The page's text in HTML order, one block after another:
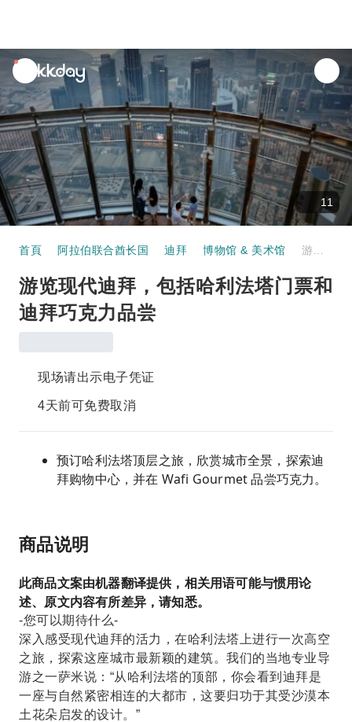
unread
notifications
11
首頁 阿拉伯联合酋长国 迪拜 博物馆 & 美术馆
游览现代迪拜，包括哈利法塔门票和
迪拜巧克力品尝
现场请出示电子凭证
4天前可免费取消
预订哈利法塔顶层之旅，欣赏城市全景，探索迪
拜购物中心，并在 Wafi Gourmet 品尝巧克力。
商品说明
此商品文案由机器翻译提供，相关用语可能与惯用论
述、原文内容有所差异，请知悉。
-您可以期待什么-
深入感受现代迪拜的活力，在哈利法塔上进行一次高空
之旅，探索这座城市最新颖的建筑。我们的当地专业导
游之一萨米说：“从哈利法塔的顶部，你会看到迪拜是
一座与自然紧密相连的大都市，这要归功于其受沙漠本
土花朵启发的设计。”